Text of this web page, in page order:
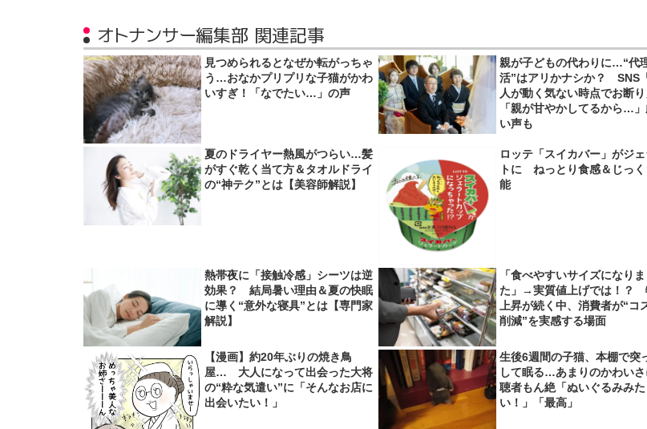
オトナンサー編集部 関連記事
見つめられるとなぜか転がっちゃ
う…おなかプリプリな子猫がかわ
いすぎ！「なでたい…」の声
親が子どもの代わりに…“代
活”はアリかナシか？ SNS
人が動く気ない時点でお断り
「親が甘やかしてるから…
い声も
夏のドライヤー熱風がつらい…髪
がすぐ乾く当て方＆タオルドライ
の“神テク”とは【美容師解説】
ロッテ「スイカバー」がジ
トに ねっとり食感＆じっ
能
熱帯夜に「接触冷感」シーツは逆
効果？ 結局暑い理由＆夏の快眠
に導く“意外な寝具”とは【専門家
解説】
「食べやすいサイズになり
た」→実質値上げでは！？
上昇が続く中、消費者が“コ
削減”を実感する場面
【漫画】約20年ぶりの焼き鳥
屋… 大人になって出会った大将
の“粋な気遣い”に「そんなお店に
出会いたい！」
生後6週間の子猫、本棚で突
して眠る…あまりのかわい
聴者もん絶「ぬいぐるみみた
い！」「最高」